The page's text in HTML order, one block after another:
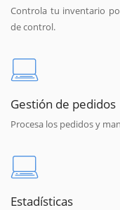
Controla tu inventario
de control.
Gestión de pedidos
Procesa los pedidos y
Estadísticas